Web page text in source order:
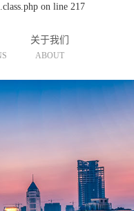
on line 217
关于我们
ABOUT